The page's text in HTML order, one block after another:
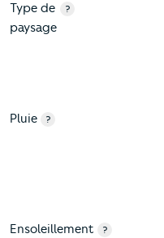
Type de
paysage
?
Pluie ?
Ensoleillement ?